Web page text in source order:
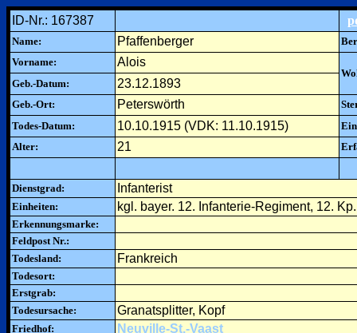
ID-Nr.: 167387
Name: Pfaffenberger
Vorname:
Alois
Geb.-Datum:
23.12.1893
Geb.-Ort: Peterswörth
Todes-Datum:
10.10.1915 (VDK: 11.10.1915)
Alter:
21
Dienstgrad: Infanterist
Einheiten: kgl. bayer. 12. Infanterie-Regiment, 12. Kp.
Erkennungsmarke:
Feldpost Nr.:
Todesland:
Frankreich
Todesort:
Erstgrab:
Todesursache:
Granatsplitter, Kopf
Friedhof: Neuville-St.-Vaast